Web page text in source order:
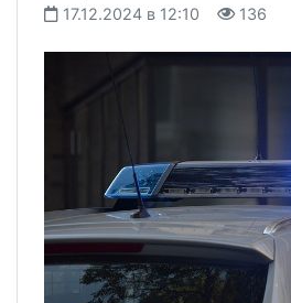
17.12.2024 в 12:10 136